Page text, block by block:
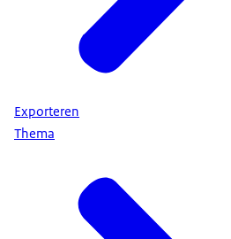
Exporteren
Thema